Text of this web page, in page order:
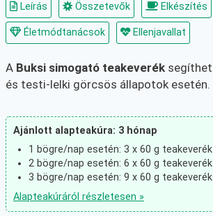
Leírás Összetevők Elkészítés
Életmódtanácsok Ellenjavallat
A Buksi simogató teakeverék segíthet
és testi-lelki görcsös állapotok esetén.
Ajánlott alapteakúra: 3 hónap
1 bögre/nap esetén: 3 x 60 g teakeverék
2 bögre/nap esetén: 6 x 60 g teakeverék
3 bögre/nap esetén: 9 x 60 g teakeverék
Alapteakúráról részletesen »